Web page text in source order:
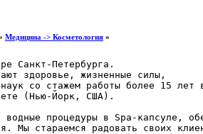
Медицина -> Косметология »
Санкт-Петербурга.
здоровье, жизненные силы,
со стажем работы более 15 лет
(Нью-Йорк, США).
процедуры в Spa-капсуле,
Мы стараемся радовать своих